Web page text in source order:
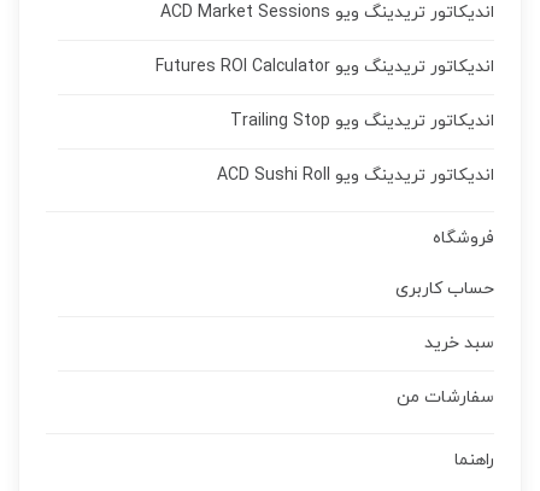
اندیکاتور تریدینگ ویو ACD Market Sessions
اندیکاتور تریدینگ ویو Futures ROI Calculator
اندیکاتور تریدینگ ویو Trailing Stop
اندیکاتور تریدینگ ویو ACD Sushi Roll
فروشگاه
حساب کاربری
سبد خرید
سفارشات من
راهنما